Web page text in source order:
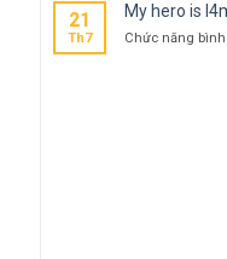
21
Th7
My hero is
Chức năng